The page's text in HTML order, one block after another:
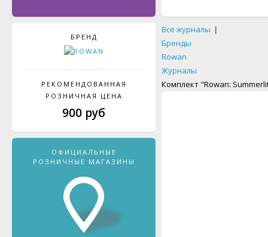
БРЕНД
РЕКОМЕНДОВАННАЯ
РОЗНИЧНАЯ ЦЕНА
900 руб
ОФИЦИАЛЬНЫЕ
РОЗНИЧНЫЕ МАГАЗИНЫ
Все журналы |
Бренды
Rowan
Журналы
Комплект "Rowan: